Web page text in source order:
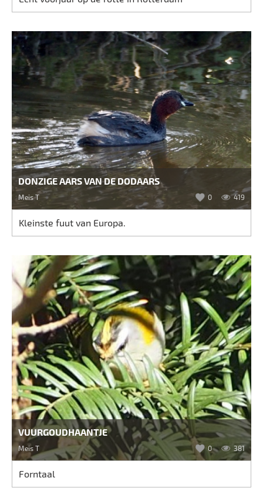
DONZIGE AARS VAN DE DODAARS
Meis T 0 419
Kleinste fuut van Europa.
VUURGOUDHAANTJE
Meis T 0 381
Forntaal